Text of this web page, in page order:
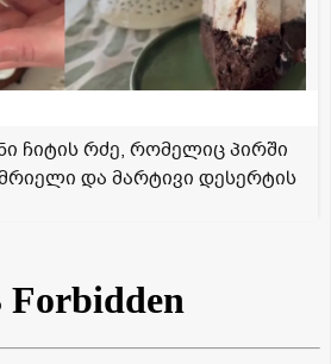
ჩიტის რძე, რომელიც პირში
და მარტივი დესერტის